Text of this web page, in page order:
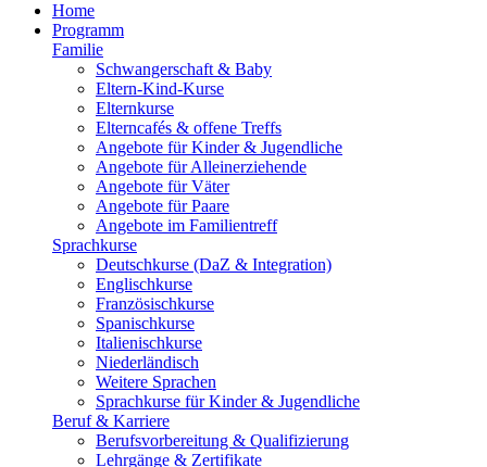
Home
Programm
Familie
Schwangerschaft & Baby
Eltern-Kind-Kurse
Elternkurse
Elterncafés & offene Treffs
Angebote für Kinder & Jugendliche
Angebote für Alleinerziehende
Angebote für Väter
Angebote für Paare
Angebote im Familientreff
Sprachkurse
Deutschkurse (DaZ & Integration)
Englischkurse
Französischkurse
Spanischkurse
Italienischkurse
Niederländisch
Weitere Sprachen
Sprachkurse für Kinder & Jugendliche
Beruf & Karriere
Berufsvorbereitung & Qualifizierung
Lehrgänge & Zertifikate